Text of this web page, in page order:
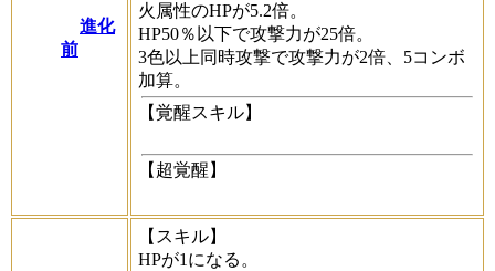
進化
前
火属性のHPが5.2倍。
HP50％以下で攻撃力が25倍。
3色以上同時攻撃で攻撃力が2倍、5コンボ
加算。
【覚醒スキル】
【超覚醒】
【スキル】
HPが1になる。